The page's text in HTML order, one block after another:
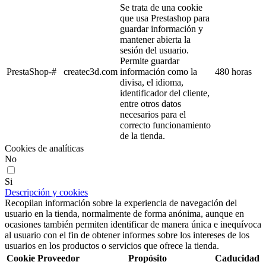
PrestaShop-# createc3d.com
Se trata de una cookie
que usa Prestashop para
guardar información y
mantener abierta la
sesión del usuario.
Permite guardar
información como la
divisa, el idioma,
identificador del cliente,
entre otros datos
necesarios para el
correcto funcionamiento
de la tienda.
480 horas
Cookies de analíticas
No
Si
Descripción y cookies
Recopilan información sobre la experiencia de navegación del
usuario en la tienda, normalmente de forma anónima, aunque en
ocasiones también permiten identificar de manera única e inequívoca
al usuario con el fin de obtener informes sobre los intereses de los
usuarios en los productos o servicios que ofrece la tienda.
Cookie Proveedor Propósito Caducidad